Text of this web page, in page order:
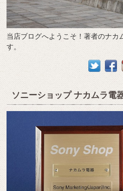
当店ブログへようこそ！著者のナカ
す。
ソニーショップ ナカムラ電